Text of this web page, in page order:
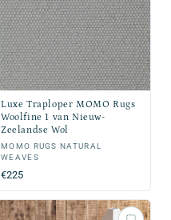
Luxe Traploper MOMO Rugs
Woolfine 1 van Nieuw-
Zeelandse Wol
Verkoper:
MOMO RUGS NATURAL
WEAVES
Normale
prijs
€225